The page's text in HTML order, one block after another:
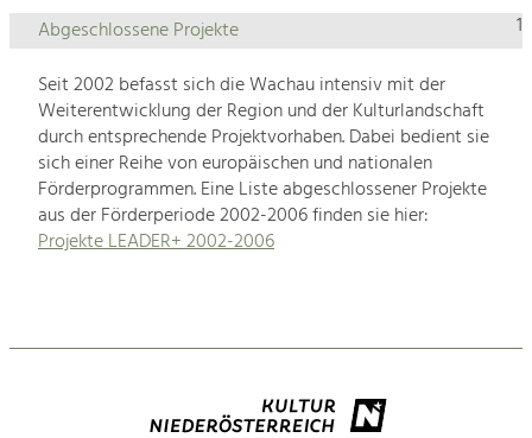
1
Abgeschlossene Projekte
Seit 2002 befasst sich die Wachau intensiv mit der
Weiterentwicklung der Region und der Kulturlandschaft
durch entsprechende Projektvorhaben. Dabei bedient sie
sich einer Reihe von europäischen und nationalen
Förderprogrammen. Eine Liste abgeschlossener Projekte
aus der Förderperiode 2002-2006 finden sie hier:
Projekte LEADER+ 2002-2006